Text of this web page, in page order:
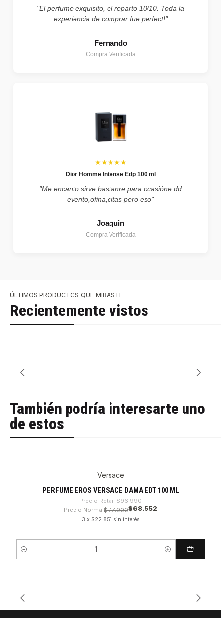
"El perfume exquisito, el reparto 10/10. Toda la
experiencia de comprar fue perfect!"
Fernando
Compra Verificada
★★★★★
Dior Homme Intense Edp 100 ml
"Me encanto sirve bastanre para ocasióne dd
evento,ofina,citas pero eso"
Joaquin
Compra Verificada
ÚLTIMOS PRODUCTOS QUE MIRASTE
Recientemente vistos
También podría interesarte uno
de estos
Versace
PERFUME EROS VERSACE DAMA EDT 100 ML
Precio Retail $96.990
Precio Normal$77.900$68.552
3 x $22.851 sin interés
Cantidad